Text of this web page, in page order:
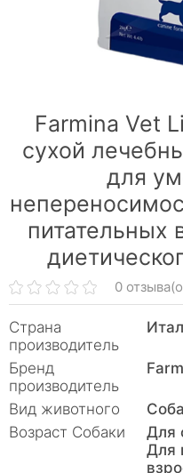
Farmina Vet
сухой
для
питательных
0
Страна
производитель
Бренд
производитель
Вид животного
Возраст Собаки
Для
Для